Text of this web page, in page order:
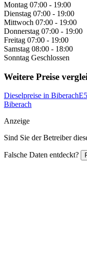
Montag 07:00 - 19:00
Dienstag 07:00 - 19:00
Mittwoch 07:00 - 19:00
Donnerstag 07:00 - 19:00
Freitag 07:00 - 19:00
Samstag 08:00 - 18:00
Sonntag Geschlossen
Weitere Preise
Dieselpreise in Biberach
Biberach
Anzeige
Sind Sie der Betreiber
Falsche Daten entdeckt?